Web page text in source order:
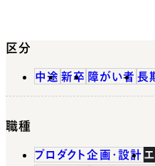
区分
中途 新卒 障がい者 長
職種
プロダクト企画・設計